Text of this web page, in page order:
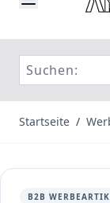
Startseite /
B2B